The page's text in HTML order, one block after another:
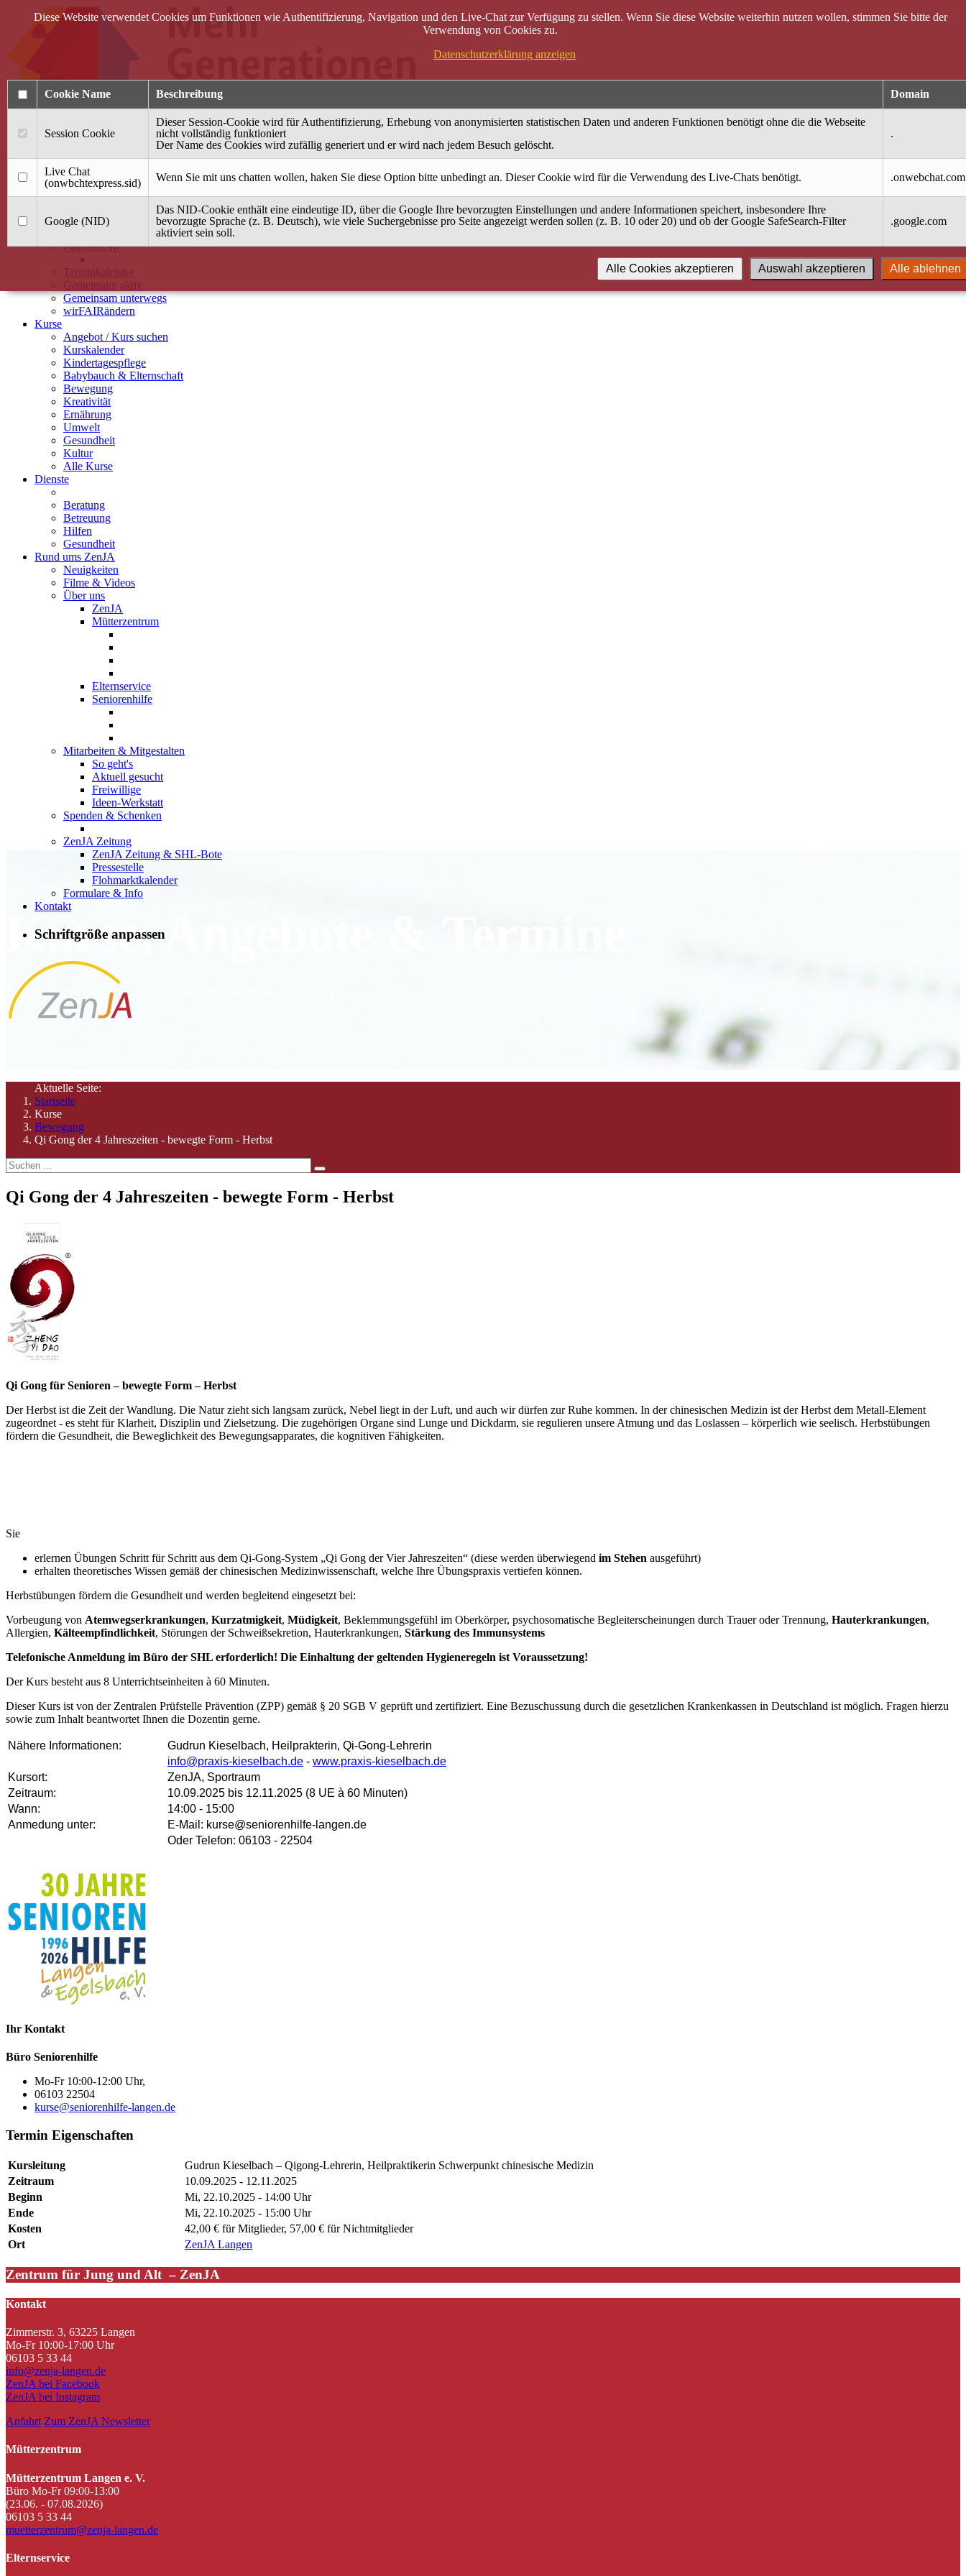
Anmelden
Startseite
Treffpunkt Jung & Alt
40 Jahre Mütterzentrum
Familiencafé
Terminkalender
Gemeinsam aktiv
Gemeinsam unterwegs
wirFAIRändern
Kurse
Angebot / Kurs suchen
Kurskalender
Kindertagespflege
Babybauch & Elternschaft
Bewegung
Kreativität
Ernährung
Umwelt
Gesundheit
Kultur
Alle Kurse
Dienste
Beratung
Betreuung
Hilfen
Gesundheit
Rund ums ZenJA
Neuigkeiten
Filme & Videos
Über uns
ZenJA
Mütterzentrum
Elternservice
Seniorenhilfe
Mitarbeiten & Mitgestalten
So geht's
Aktuell gesucht
Freiwillige
Ideen-Werkstatt
Spenden & Schenken
ZenJA Zeitung
ZenJA Zeitung & SHL-Bote
Pressestelle
Flohmarktkalender
Formulare & Info
Kontakt
Schriftgröße anpassen
Kurse, Angebote & Termine
Hier finden Sie Informationen zu unseren Angeboten und Zeiten
Aktuelle Seite:
Startseite
Kurse
Bewegung
Qi Gong der 4 Jahreszeiten - bewegte Form - Herbst
Qi Gong der 4 Jahreszeiten - bewegte Form - Herbst
Qi Gong für Senioren – bewegte Form – Herbst
Der Herbst ist die Zeit der Wandlung. Die Natur zieht sich langsam zurück, Nebel liegt in der Luft, und auch wir dürfen zur Ruhe kommen. In der chinesischen Medizin ist der Herbst dem Metall-Element
zugeordnet - es steht für Klarheit, Disziplin und Zielsetzung. Die zugehörigen Organe sind Lunge und Dickdarm, sie regulieren unsere Atmung und das Loslassen – körperlich wie seelisch. Herbstübungen
fördern die Gesundheit, die Beweglichkeit des Bewegungsapparates, die kognitiven Fähigkeiten.
Sie
erlernen Übungen Schritt für Schritt aus dem Qi-Gong-System „Qi Gong der Vier Jahreszeiten“ (diese werden überwiegend im Stehen ausgeführt)
erhalten theoretisches Wissen gemäß der chinesischen Medizinwissenschaft, welche Ihre Übungspraxis vertiefen können.
Herbstübungen fördern die Gesundheit und werden begleitend eingesetzt bei:
Vorbeugung von Atemwegserkrankungen, Kurzatmigkeit, Müdigkeit, Beklemmungsgefühl im Oberkörper, psychosomatische Begleiterscheinungen durch Trauer oder Trennung, Hauterkrankungen,
Allergien, Kälteempfindlichkeit, Störungen der Schweißsekretion, Hauterkrankungen, Stärkung des Immunsystems
Telefonische Anmeldung im Büro der SHL erforderlich! Die Einhaltung der geltenden Hygieneregeln ist Voraussetzung!
Der Kurs besteht aus 8 Unterrichtseinheiten à 60 Minuten.
Dieser Kurs ist von der Zentralen Prüfstelle Prävention (ZPP) gemäß § 20 SGB V geprüft und zertifiziert. Eine Bezuschussung durch die gesetzlichen Krankenkassen in Deutschland ist möglich. Fragen hierzu
sowie zum Inhalt beantwortet Ihnen die Dozentin gerne.
Nähere Informationen:
Gudrun Kieselbach, Heilprakterin, Qi-Gong-Lehrerin
info@praxis-kieselbach.de - www.praxis-kieselbach.de
Kursort:
ZenJA, Sportraum
Zeitraum:
10.09.2025 bis 12.11.2025 (8 UE à 60 Minuten)
Wann:
14:00 - 15:00
Anmedung unter:
E-Mail: kurse@seniorenhilfe-langen.de
Oder Telefon: 06103 - 22504
Ihr Kontakt
Büro Seniorenhilfe
Mo-Fr 10:00-12:00 Uhr,
06103 22504
kurse@seniorenhilfe-langen.de
Termin Eigenschaften
Kursleitung
Gudrun Kieselbach – Qigong-Lehrerin, Heilpraktikerin Schwerpunkt chinesische Medizin
Zeitraum
10.09.2025 - 12.11.2025
Beginn
Mi, 22.10.2025 - 14:00 Uhr
Ende
Mi, 22.10.2025 - 15:00 Uhr
Kosten
42,00 € für Mitglieder, 57,00 € für Nichtmitglieder
Ort
ZenJA Langen
Zentrum für Jung und Alt – ZenJA
Kontakt
Zimmerstr. 3, 63225 Langen
Mo-Fr 10:00-17:00 Uhr
06103 5 33 44
info@zenja-langen.de
ZenJA bei Facebook
ZenJA bei Instagram
Anfahrt Zum ZenJA Newsletter
Mütterzentrum
Mütterzentrum Langen e. V.
Büro Mo-Fr 09:00-13:00
(23.06. - 07.08.2026)
06103 5 33 44
muetterzentrum@zenja-langen.de
Elternservice
Diese Website verwendet Cookies um Funktionen wie Authentifizierung, Navigation und den Live-Chat zur Verfügung zu stellen. Wenn Sie diese Website weiterhin nutzen wollen, stimmen Sie bitte der
Verwendung von Cookies zu.
Datenschutzerklärung anzeigen
Cookie Name Beschreibung Domain
Session Cookie
Dieser Session-Cookie wird für Authentifizierung, Erhebung von anonymisierten statistischen Daten und anderen Funktionen benötigt ohne die die Webseite
nicht vollständig funktioniert
Der Name des Cookies wird zufällig generiert und er wird nach jedem Besuch gelöscht.
.
Live Chat
(onwbchtexpress.sid)
Wenn Sie mit uns chatten wollen, haken Sie diese Option bitte unbedingt an. Dieser Cookie wird für die Verwendung des Live-Chats benötigt. .onwebchat.com
Google (NID)
Das NID-Cookie enthält eine eindeutige ID, über die Google Ihre bevorzugten Einstellungen und andere Informationen speichert, insbesondere Ihre
bevorzugte Sprache (z. B. Deutsch), wie viele Suchergebnisse pro Seite angezeigt werden sollen (z. B. 10 oder 20) und ob der Google SafeSearch-Filter
aktiviert sein soll.
.google.com
Alle ablehnen
Auswahl akzeptieren
Alle Cookies akzeptieren